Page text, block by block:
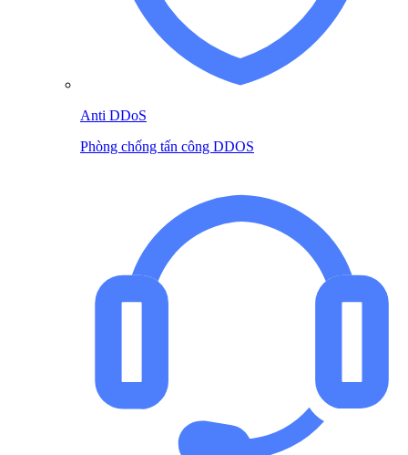
Anti DDoS
Phòng chống tấn công DDOS